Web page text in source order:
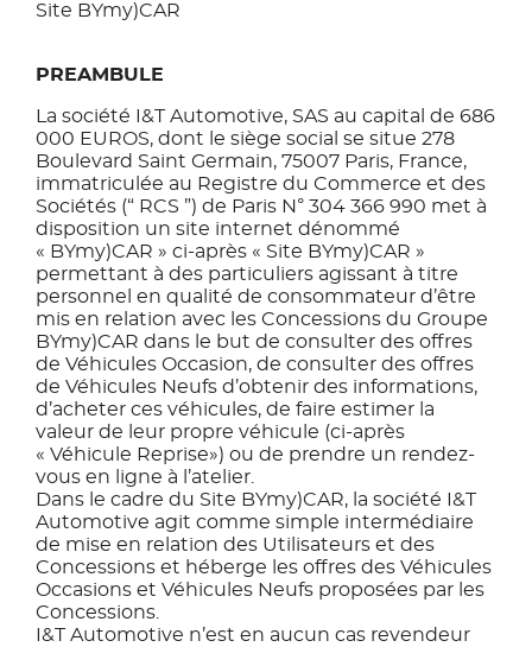
Site BYmy)CAR
PREAMBULE
La société I&T Automotive, SAS au capital de 686
000 EUROS, dont le siège social se situe 278
Boulevard Saint Germain, 75007 Paris, France,
immatriculée au Registre du Commerce et des
Sociétés (“ RCS ”) de Paris N° 304 366 990 met à
disposition un site internet dénommé
« BYmy)CAR » ci-après « Site BYmy)CAR »
permettant à des particuliers agissant à titre
personnel en qualité de consommateur d’être
mis en relation avec les Concessions du Groupe
BYmy)CAR dans le but de consulter des offres
de Véhicules Occasion, de consulter des offres
de Véhicules Neufs d’obtenir des informations,
d’acheter ces véhicules, de faire estimer la
valeur de leur propre véhicule (ci-après
« Véhicule Reprise») ou de prendre un rendez-
vous en ligne à l’atelier.
Dans le cadre du Site BYmy)CAR, la société I&T
Automotive agit comme simple intermédiaire
de mise en relation des Utilisateurs et des
Concessions et héberge les offres des Véhicules
Occasions et Véhicules Neufs proposées par les
Concessions.
I&T Automotive n’est en aucun cas revendeur